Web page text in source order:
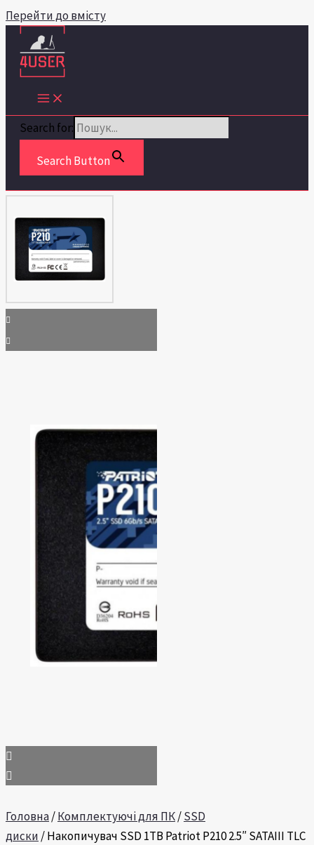
Перейти до вмісту
Search for:
Search Button
Головна/Комплектуючі для ПК/SSD
диски / Накопичувач SSD 1TB Patriot P210 2.5″ SATAIII TLC